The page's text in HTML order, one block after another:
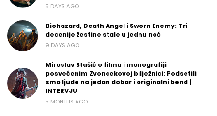
5 DAYS AGO
Biohazard, Death Angel i Sworn Enemy: Tri
decenije žestine stale u jednu noć
9 DAYS AGO
Miroslav Stašić o filmu i monografiji
posvećenim Zvoncekovoj bilježnici: Podsetili
smo ljude na jedan dobar i originalni bend |
INTERVJU
5 MONTHS AGO